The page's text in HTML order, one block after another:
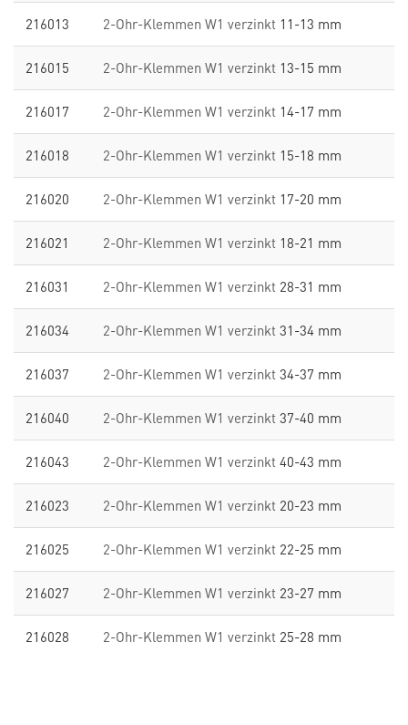
216013 2-Ohr-Klemmen W1 verzinkt 11-13 mm
216015 2-Ohr-Klemmen W1 verzinkt 13-15 mm
216017 2-Ohr-Klemmen W1 verzinkt 14-17 mm
216018 2-Ohr-Klemmen W1 verzinkt 15-18 mm
216020 2-Ohr-Klemmen W1 verzinkt 17-20 mm
216021 2-Ohr-Klemmen W1 verzinkt 18-21 mm
216031 2-Ohr-Klemmen W1 verzinkt 28-31 mm
216034 2-Ohr-Klemmen W1 verzinkt 31-34 mm
216037 2-Ohr-Klemmen W1 verzinkt 34-37 mm
216040 2-Ohr-Klemmen W1 verzinkt 37-40 mm
216043 2-Ohr-Klemmen W1 verzinkt 40-43 mm
216023 2-Ohr-Klemmen W1 verzinkt 20-23 mm
216025 2-Ohr-Klemmen W1 verzinkt 22-25 mm
216027 2-Ohr-Klemmen W1 verzinkt 23-27 mm
216028 2-Ohr-Klemmen W1 verzinkt 25-28 mm